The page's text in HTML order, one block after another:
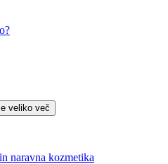
naravna kozmetika